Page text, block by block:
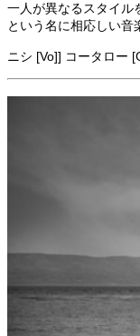
一人が異なるスタイル
という名に相応しい音
ニシ [Vo]] コータロー